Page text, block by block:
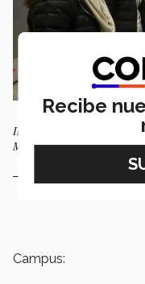
Integrantes de Sumando
Monterrey en Laguna.
Campus:
Recibe